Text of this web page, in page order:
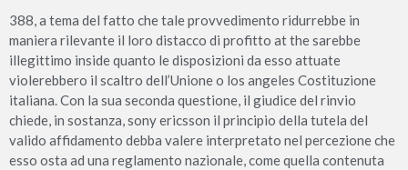
388, a tema del fatto che tale provvedimento ridurrebbe in
maniera rilevante il loro distacco di profitto at the sarebbe
illegittimo inside quanto le disposizioni da esso attuate
violerebbero il scaltro dell’Unione o los angeles Costituzione
italiana. Con la sua seconda questione, il giudice del rinvio
chiede, in sostanza, sony ericsson il principio della tutela del
valido affidamento debba valere interpretato nel percezione che
esso osta ad una reglamento nazionale, come quella contenuta